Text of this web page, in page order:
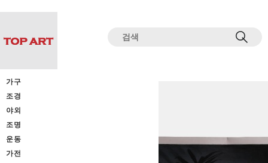
가구
조경
야외
조명
운동
가전